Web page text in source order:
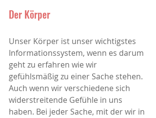
Der Körper
Unser Körper ist unser wichtigstes
Informationssystem, wenn es darum
geht zu erfahren wie wir
gefühlsmäßig zu einer Sache stehen.
Auch wenn wir verschiedene sich
widerstreitende Gefühle in uns
haben. Bei jeder Sache, mit der wir in